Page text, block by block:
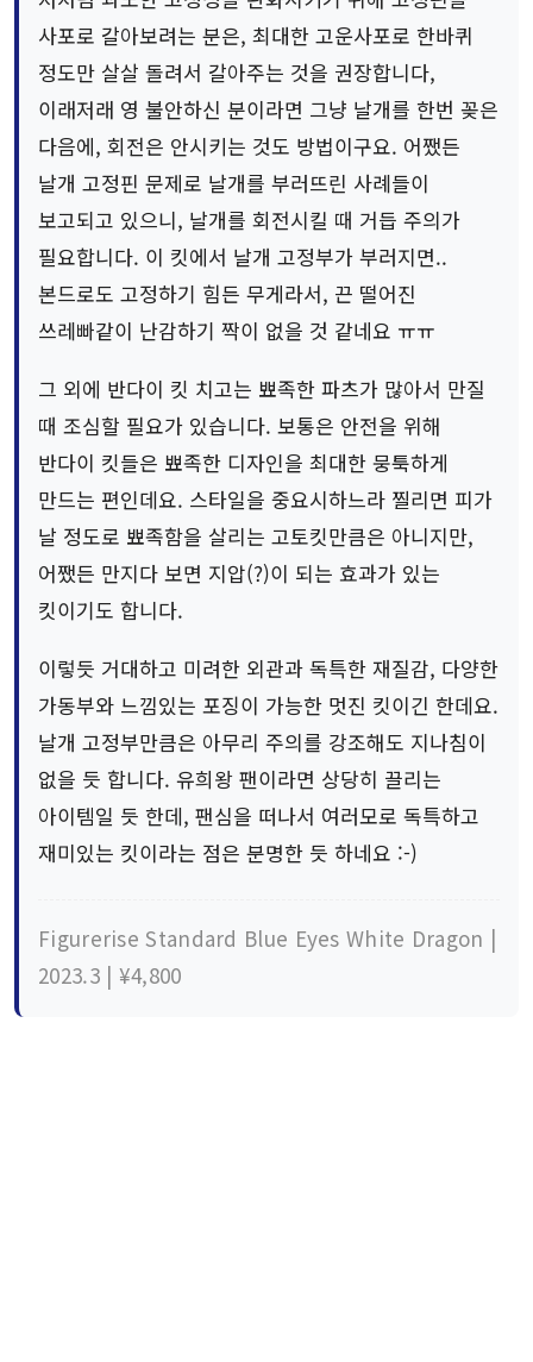
사포로 갈아보려는 분은, 최대한 고운사포로 한바퀴
정도만 살살 돌려서 갈아주는 것을 권장합니다,
이래저래 영 불안하신 분이라면 그냥 날개를 한번 꽂은
다음에, 회전은 안시키는 것도 방법이구요. 어쨌든
날개 고정핀 문제로 날개를 부러뜨린 사례들이
보고되고 있으니, 날개를 회전시킬 때 거듭 주의가
필요합니다. 이 킷에서 날개 고정부가 부러지면..
본드로도 고정하기 힘든 무게라서, 끈 떨어진
쓰레빠같이 난감하기 짝이 없을 것 같네요 ㅠㅠ
그 외에 반다이 킷 치고는 뾰족한 파츠가 많아서 만질
때 조심할 필요가 있습니다. 보통은 안전을 위해
반다이 킷들은 뾰족한 디자인을 최대한 뭉툭하게
만드는 편인데요. 스타일을 중요시하느라 찔리면 피가
날 정도로 뾰족함을 살리는 고토킷만큼은 아니지만,
어쨌든 만지다 보면 지압(?)이 되는 효과가 있는
킷이기도 합니다.
이렇듯 거대하고 미려한 외관과 독특한 재질감, 다양한
가동부와 느낌있는 포징이 가능한 멋진 킷이긴 한데요.
날개 고정부만큼은 아무리 주의를 강조해도 지나침이
없을 듯 합니다. 유희왕 팬이라면 상당히 끌리는
아이템일 듯 한데, 팬심을 떠나서 여러모로 독특하고
재미있는 킷이라는 점은 분명한 듯 하네요 :-)
Figurerise Standard Blue Eyes White Dragon |
2023.3 | ¥4,800